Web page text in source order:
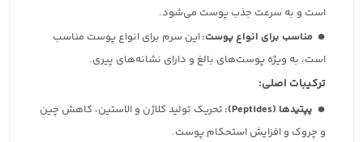
است و به سرعت جذب پوست می‌شود.
مناسب برای انواع پوست:این سرم برای انواع پوست مناسب
است، به ویژه پوست‌های بالغ و دارای نشانه‌های پیری.
ترکیبات اصلی:
پپتیدها (Peptides):
تحریک تولید کلاژن و الاستین، کاهش چین
و چروک و افزایش استحکام پوست.